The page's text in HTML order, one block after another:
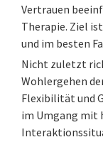
Vertrauen
Therapie. Ziel
und im besten
Nicht zuletzt
Wohlergehen
Flexibilität und
im Umgang mit